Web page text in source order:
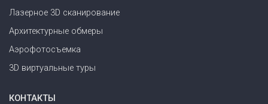
Лазерное 3D сканирование
Архитектурные обмеры
Аэрофотосъемка
3D виртуальные туры
КОНТАКТЫ